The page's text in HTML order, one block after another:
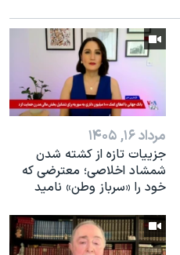
صلح
مرداد ۱۶, ۱۴۰۵
جزییات تازه از کشته شدن
شمشاد اخلاصی؛ معترضی که
خود را «سرباز وطن» نامید